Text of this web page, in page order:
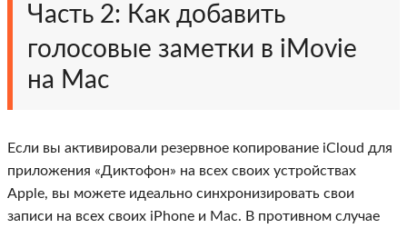
Часть 2: Как добавить
голосовые заметки в iMovie
на Mac
Если вы активировали резервное копирование iCloud для
приложения «Диктофон» на всех своих устройствах
Apple, вы можете идеально синхронизировать свои
записи на всех своих iPhone и Mac. В противном случае